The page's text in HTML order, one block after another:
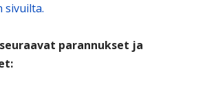
sivuilta.
parannukset ja